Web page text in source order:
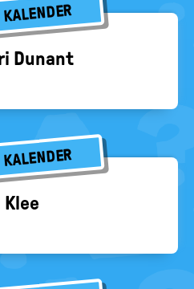
KALENDER
Dun­ant
KALENDER
Klee